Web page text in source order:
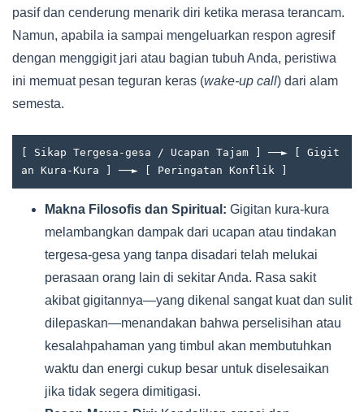
pasif dan cenderung menarik diri ketika merasa terancam.
Namun, apabila ia sampai mengeluarkan respon agresif
dengan menggigit jari atau bagian tubuh Anda, peristiwa
ini memuat pesan teguran keras (wake-up call) dari alam
semesta.
[ Sikap Tergesa-gesa / Ucapan Tajam ] ──► [ Gigit
Makna Filosofis dan Spiritual: Gigitan kura-kura
melambangkan dampak dari ucapan atau tindakan
tergesa-gesa yang tanpa disadari telah melukai
perasaan orang lain di sekitar Anda. Rasa sakit
akibat gigitannya—yang dikenal sangat kuat dan sulit
dilepaskan—menandakan bahwa perselisihan atau
kesalahpahaman yang timbul akan membutuhkan
waktu dan energi cukup besar untuk diselesaikan
jika tidak segera dimitigasi.